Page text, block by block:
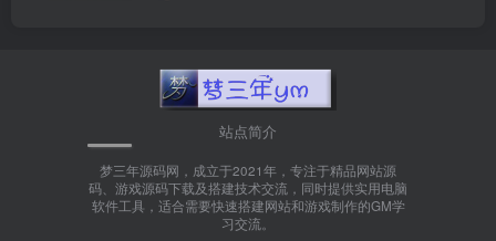
站点简介
梦三年源码网，成立于2021年，专注于精品网站源
码、游戏源码下载及搭建技术交流，同时提供实用电脑
软件工具，适合需要快速搭建网站和游戏制作的GM学
习交流。